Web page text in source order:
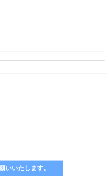
いいたします。